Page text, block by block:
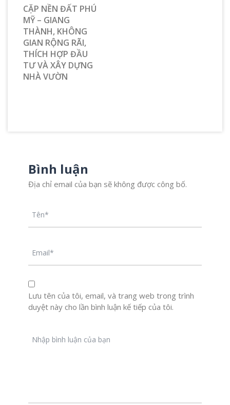
CẶP NỀN ĐẤT PHÚ
MỸ – GIANG
THÀNH, KHÔNG
GIAN RỘNG RÃI,
THÍCH HỢP ĐẦU
TƯ VÀ XÂY DỰNG
NHÀ VƯỜN
Bình luận
Địa chỉ email của bạn sẽ không được công bố.
Lưu tên của tôi, email, và trang web trong trình
duyệt này cho lần bình luận kế tiếp của tôi.